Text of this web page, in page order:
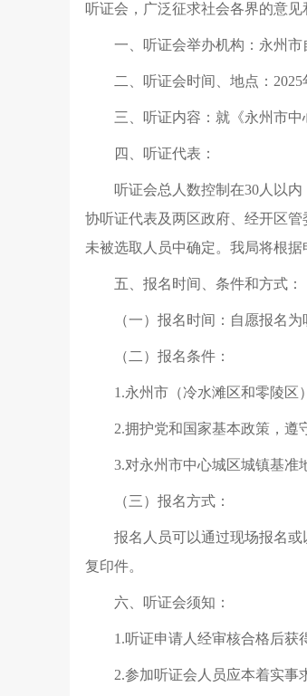
听证会，广泛征求社会各界的意
一、听证会举办机构：永州市
二、听证会时间、地点：
三、听证内容：就《永州市
四、听证代表：
听证会总人数控制在30人以
协听证代表及两区政府、经开区
未被选取人员中确定。我局将根
五、报名时间、条件和方式：
（一）报名时间：自愿报名
（二）报名条件：
1.永州市（冷水滩区和零陵区
2.拥护党和国家基本政策，遵
3.对永州市中心城区城镇基准
（三）报名方式：
报名人员可以通过现场报名
复印件。
六、听证会须知：
1.听证申请人经审核合格后获
2.参加听证会人员应本着实事